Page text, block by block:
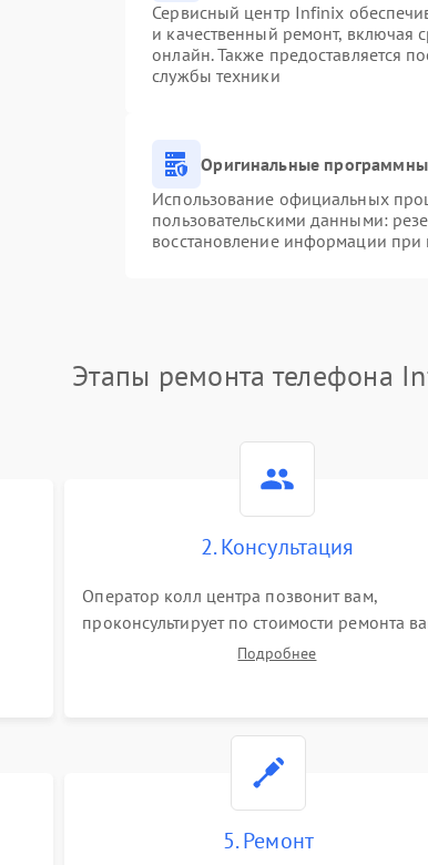
Сервисный центр Infinix
и качественный ремонт, включая
онлайн. Также предоставляется
службы техники
Оригинальные
Использование официальных
пользовательскими данными:
восстановление информации при
Этапы ремонта телефона
2. Консультация
Оператор колл центра позвонит вам,
проконсультирует по стоимости ремонта
телефона а также ответит на все ваши
Подробнее
5. Ремонт